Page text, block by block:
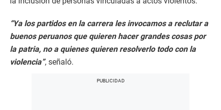
“Ya los partidos en la carrera les invocamos a reclutar a
buenos peruanos que quieren hacer grandes cosas por
la patria, no a quienes quieren resolverlo todo con la
violencia”, señaló.